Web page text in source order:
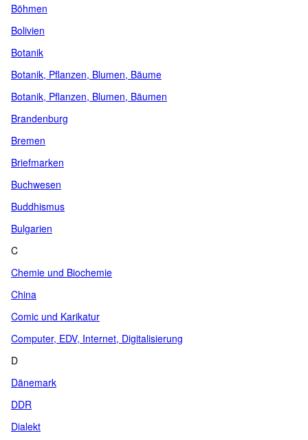
Böhmen
Bolivien
Botanik
Botanik, Pflanzen, Blumen, Bäume
Botanik, Pflanzen, Blumen, Bäumen
Brandenburg
Bremen
Briefmarken
Buchwesen
Buddhismus
Bulgarien
C
Chemie und Biochemie
China
Comic und Karikatur
Computer, EDV, Internet, Digitalisierung
D
Dänemark
DDR
Dialekt